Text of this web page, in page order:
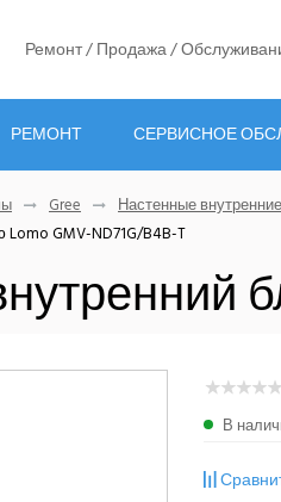
Ремонт / Продажа /
РЕМОНТ СЕРВИСНОЕ
Gree Настенные
GMV-ND71G/B4B-T
В